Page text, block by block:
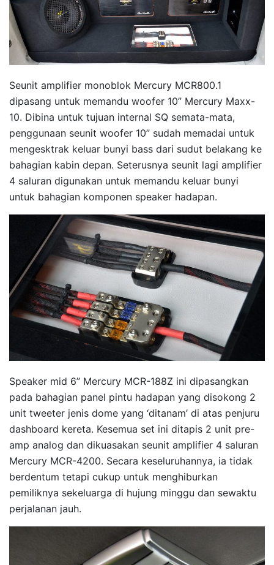
Seunit amplifier monoblok Mercury MCR800.1
dipasang untuk memandu woofer 10” Mercury Maxx-
10. Dibina untuk tujuan internal SQ semata-mata,
penggunaan seunit woofer 10” sudah memadai untuk
mengesktrak keluar bunyi bass dari sudut belakang ke
bahagian kabin depan. Seterusnya seunit lagi amplifier
4 saluran digunakan untuk memandu keluar bunyi
untuk bahagian komponen speaker hadapan.
Speaker mid 6” Mercury MCR-188Z ini dipasangkan
pada bahagian panel pintu hadapan yang disokong 2
unit tweeter jenis dome yang ‘ditanam’ di atas penjuru
dashboard kereta. Kesemua set ini ditapis 2 unit pre-
amp analog dan dikuasakan seunit amplifier 4 saluran
Mercury MCR-4200. Secara keseluruhannya, ia tidak
berdentum tetapi cukup untuk menghiburkan
pemiliknya sekeluarga di hujung minggu dan sewaktu
perjalanan jauh.